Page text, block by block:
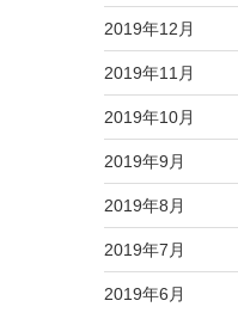
2019年12月
2019年11月
2019年10月
2019年9月
2019年8月
2019年7月
2019年6月